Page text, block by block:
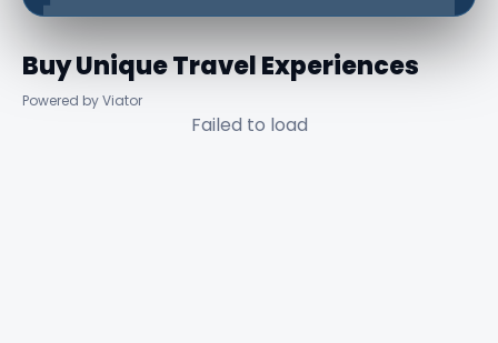
Buy Unique Travel Experiences
Powered by Viator
Failed to load